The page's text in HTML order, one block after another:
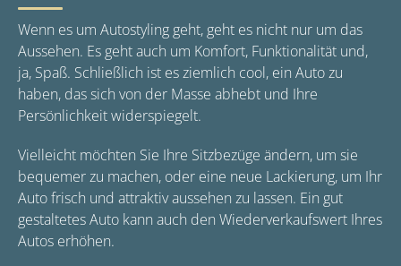
Wenn es um Autostyling geht, geht es nicht nur um das
Aussehen. Es geht auch um Komfort, Funktionalität und,
ja, Spaß. Schließlich ist es ziemlich cool, ein Auto zu
haben, das sich von der Masse abhebt und Ihre
Persönlichkeit widerspiegelt.
Vielleicht möchten Sie Ihre Sitzbezüge ändern, um sie
bequemer zu machen, oder eine neue Lackierung, um Ihr
Auto frisch und attraktiv aussehen zu lassen. Ein gut
gestaltetes Auto kann auch den Wiederverkaufswert Ihres
Autos erhöhen.